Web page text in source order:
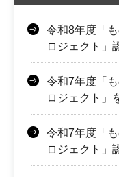
令和8年度「
ロジェクト」
令和7年度「
ロジェクト」
令和7年度「
ロジェクト」